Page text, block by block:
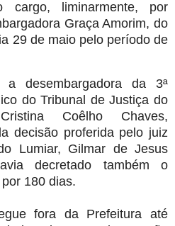
cargo, liminarmente, por
Graça Amorim, do
29 de maio pelo período de
a desembargadora da 3ª
do Tribunal de Justiça do
Coêlho Chaves,
decisão proferida pelo juiz
Lumiar, Gilmar de Jesus
decretado também o
180 dias.
fora da Prefeitura até